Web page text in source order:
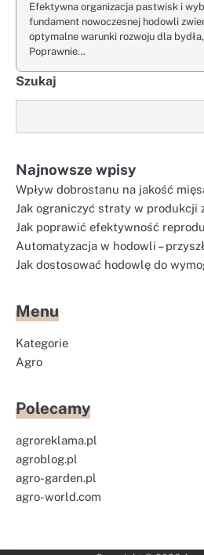
Efektywna organizacja pastwisk i
fundament nowoczesnej hodowli
optymalne warunki rozwoju dla
Poprawnie…
Szukaj
Najnowsze wpisy
Wpływ dobrostanu na jakość
Jak ograniczyć straty w produkcji
Jak poprawić efektywność
Automatyzacja w hodowli –
Jak dostosować hodowlę do
Menu
Kategorie
Agro
Polecamy
agroreklama.pl
agroblog.pl
agro-garden.pl
agro-world.com